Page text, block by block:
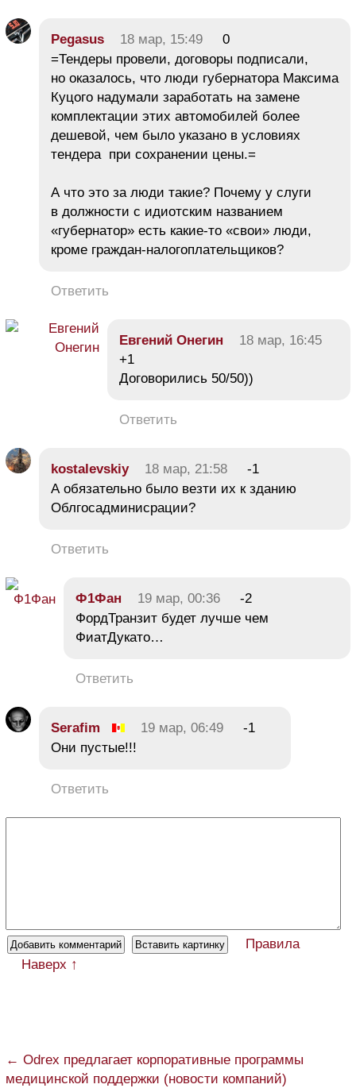
Pegasus 18 мар, 15:49
0
=Тендеры провели, договоры подписали,
но оказалось, что люди губернатора Максима
Куцого надумали заработать на замене
комплектации этих автомобилей более
дешевой, чем было указано в условиях
тендера при сохранении цены.=
А что это за люди такие? Почему у слуги
в должности с идиотским названием
«губернатор» есть какие-то «свои» люди,
кроме граждан-налогоплательщиков?
Ответить
Евгений Онегин
18 мар, 16:45
+1
Договорились 50/50))
Ответить
kostalevskiy 18 мар, 21:58
-1
А обязательно было везти их к зданию
Облгосадминисрации?
Ответить
Ф1Фан 19 мар, 00:36
-2
ФордТранзит будет лучше чем
ФиатДукато…
Ответить
Serafim 19 мар, 06:49
-1
Они пустые!!!
Ответить
Правила
Наверх ↑
← Odrex предлагает корпоративные программы
медицинской поддержки (новости компаний)